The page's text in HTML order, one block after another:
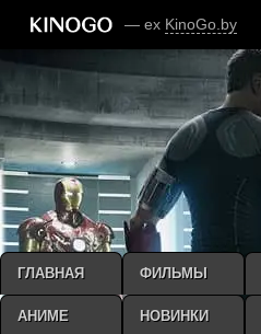
— ex KinoGo.by
ГЛАВНАЯ ФИЛЬМЫ
АНИМЕ НОВИНКИ